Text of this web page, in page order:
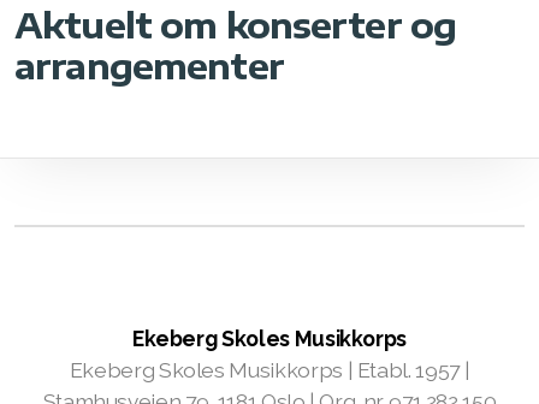
Aktuelt om konserter og
arrangementer
Ekeberg Skoles Musikkorps
Ekeberg Skoles Musikkorps | Etabl. 1957 |